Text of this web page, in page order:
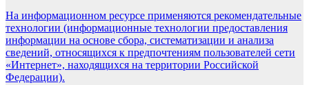
На информационном ресурсе применяются рекомендательные
технологии (информационные технологии предоставления
информации на основе сбора, систематизации и анализа
сведений, относящихся к предпочтениям пользователей сети
«Интернет», находящихся на территории Российской
Федерации).